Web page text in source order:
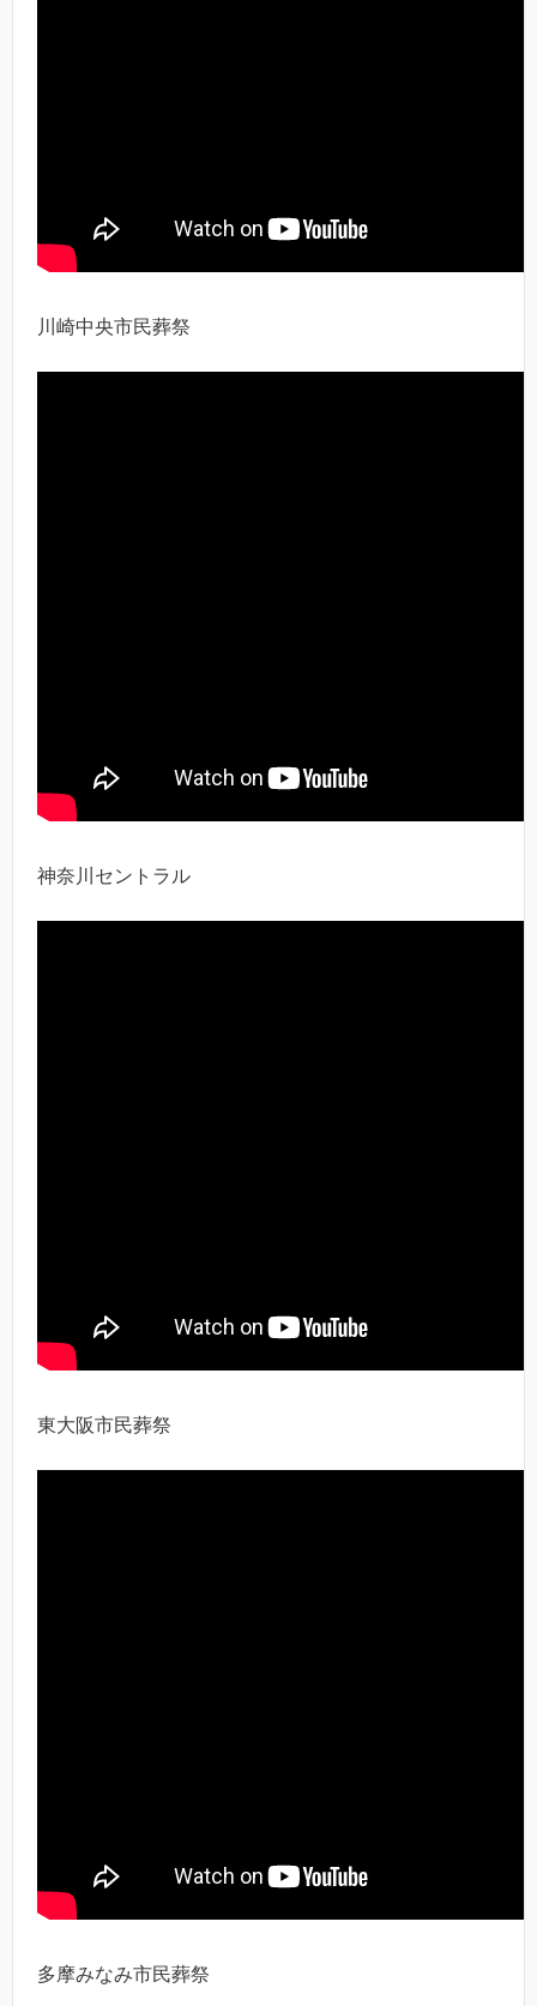
川崎中央市民葬祭
神奈川セントラル
東大阪市民葬祭
多摩みなみ市民葬祭